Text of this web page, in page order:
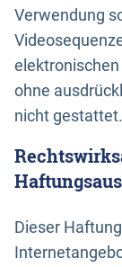
Verwendung
ohne
nicht gestattet.
Dieser